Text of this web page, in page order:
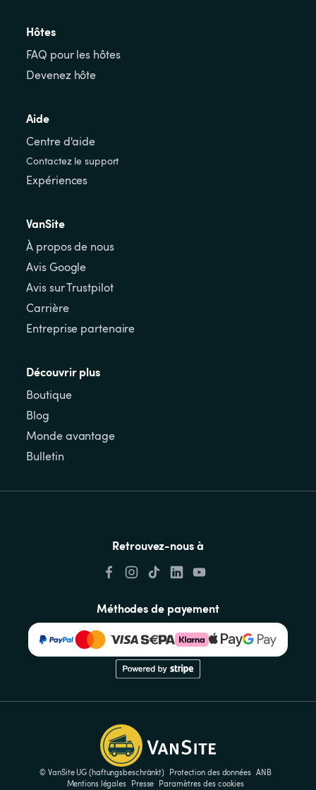
Hôtes
FAQ pour les hôtes
Devenez hôte
Aide
Centre d'aide
Contactez le support
Expériences
VanSite
À propos de nous
Avis Google
Avis sur Trustpilot
Carrière
Entreprise partenaire
Découvrir plus
Boutique
Blog
Monde avantage
Bulletin
Retrouvez-nous à
Méthodes de payement
© VanSite UG (haftungsbeschränkt) Protection des données ANB
Mentions légales
Presse Paramètres des cookies